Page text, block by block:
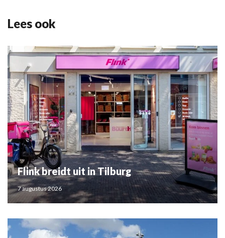
Lees ook
Flink breidt uit in Tilburg
7 augustus 2026